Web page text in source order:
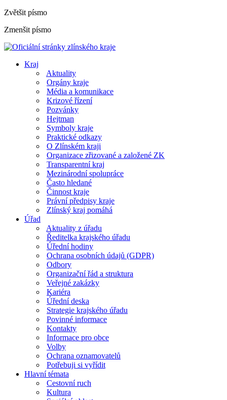
Zvětšit písmo
Zmenšit písmo
Kraj
Aktuality
Orgány kraje
Média a komunikace
Krizové řízení
Pozvánky
Hejtman
Symboly kraje
Praktické odkazy
O Zlínském kraji
Organizace zřizované a založené ZK
Transparentní kraj
Mezinárodní spolupráce
Často hledané
Činnost kraje
Právní předpisy kraje
Zlínský kraj pomáhá
Úřad
Aktuality z úřadu
Ředitelka krajského úřadu
Úřední hodiny
Ochrana osobních údajů (GDPR)
Odbory
Organizační řád a struktura
Veřejné zakázky
Kariéra
Úřední deska
Strategie krajského úřadu
Povinné informace
Kontakty
Informace pro obce
Volby
Ochrana oznamovatelů
Potřebuji si vyřídit
Hlavní témata
Cestovní ruch
Kultura